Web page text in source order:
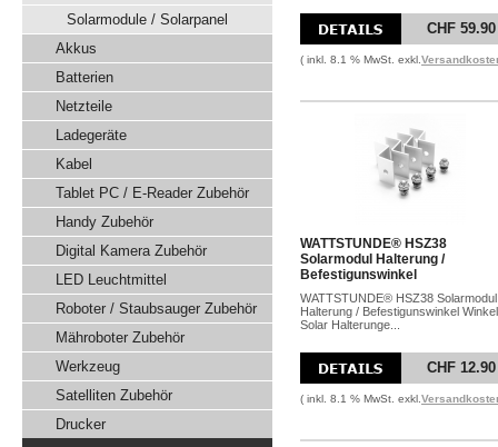
Solarmodule / Solarpanel
Akkus
Batterien
Netzteile
Ladegeräte
Kabel
Tablet PC / E-Reader Zubehör
Handy Zubehör
Digital Kamera Zubehör
LED Leuchtmittel
Roboter / Staubsauger Zubehör
Mähroboter Zubehör
Werkzeug
Satelliten Zubehör
Drucker
CHF 59.90
( inkl. 8.1 % MwSt. exkl.
WATTSTUNDE® HSZ38
Solarmodul Halterung /
Befestigunswinkel
WATTSTUNDE® HSZ38 Solarmodul
Halterung / Befestigunswinkel Winkel
Solar Halterunge...
CHF 12.90
( inkl. 8.1 % MwSt. exkl.